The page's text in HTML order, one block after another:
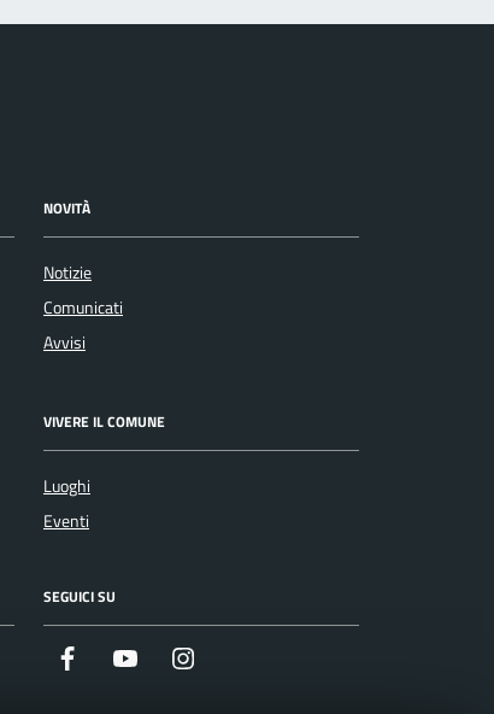
NOVITÀ
Notizie
Comunicati
Avvisi
VIVERE IL COMUNE
Luoghi
Eventi
SEGUICI SU
Facebook Youtube